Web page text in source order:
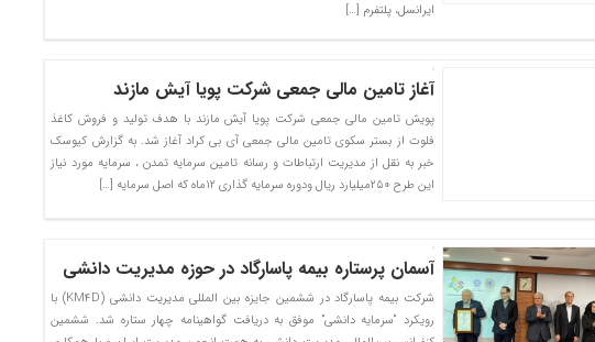
ایرانسل، پلتفرم […]
آغاز تامین مالی جمعی شرکت پویا آیش مازند
پویش تامین مالی جمعی شرکت پویا آیش مازند با هدف تولید و فروش کاغذ
فلوت از بستر سکوی تامین مالی جمعی آی بی کراد آغاز شد. به گزارش کیوسک
خبر به نقل از مدیریت ارتباطات و رسانه تامین سرمایه تمدن ، سرمایه مورد نیاز
این طرح ۲۵۰میلیارد ریال ودوره سرمایه گذاری ۱۲ماه که اصل سرمایه […]
آسمان پرستاره بیمه پاسارگاد در حوزه مدیریت دانشی
شرکت بیمه پاسارگاد در ششمین جایزه بین المللی مدیریت دانشی (KM4D) با
رویکرد “سرمایه دانشی” موفق به دریافت گواهینامه چهار ستاره شد. ششمین